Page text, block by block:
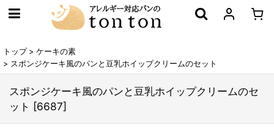
トップ > ケーキの素
> スポンジケーキ風のパンと豆乳ホイップクリームのセット
スポンジケーキ風のパンと豆乳ホイップクリームのセ
ット [6687]